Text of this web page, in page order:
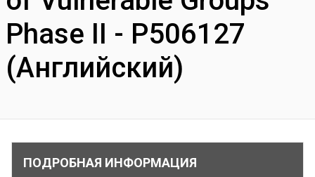
Phase II - P506127
(Английский)
ПОДРОБНАЯ ИНФОРМАЦИЯ